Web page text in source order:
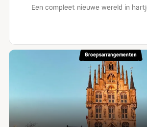
Een compleet nieuwe wereld in
Groepsarrangementen